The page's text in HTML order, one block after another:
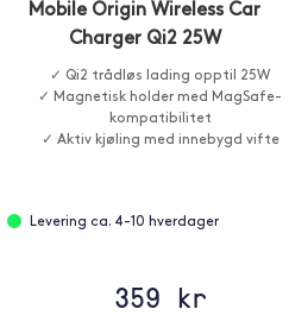
Mobile Origin Wireless Car
Charger Qi2 25W
✓ Qi2 trådløs lading opptil 25W
✓ Magnetisk holder med MagSafe-
kompatibilitet
✓ Aktiv kjøling med innebygd vifte
Levering ca. 4-10 hverdager
359 kr